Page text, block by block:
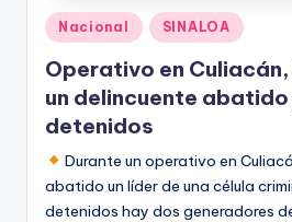
Publicado
en
Nacional SINALOA
Operativo en
un delincuente abatido
detenidos
Durante un operativo en
abatido un líder de una célula
detenidos hay dos generadores